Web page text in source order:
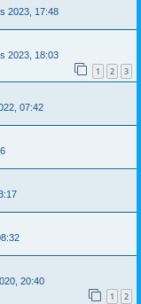
2023, 17:48
2023, 18:03
1 2 3
07:42
20:40
1 2